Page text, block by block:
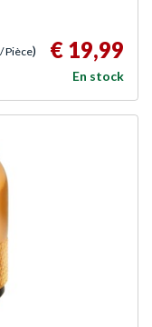
/ Pièce) € 19,99
En stock